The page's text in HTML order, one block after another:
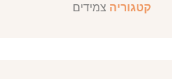
קטגוריה צמידים